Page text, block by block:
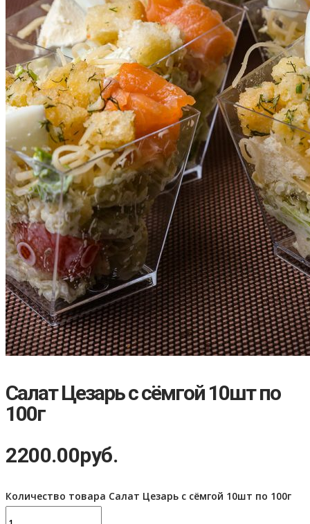
Салат Цезарь с сёмгой 10шт по
100г
2200.00руб.
Количество товара Салат Цезарь с сёмгой 10шт по 100г